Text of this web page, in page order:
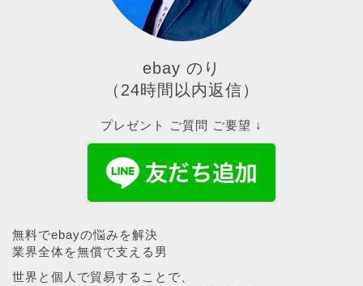
ebay のり
（24時間以内返信）
プレゼント ご質問 ご要望 ↓
無料でebayの悩みを解決
業界全体を無償で支える男
世界と個人で貿易することで、